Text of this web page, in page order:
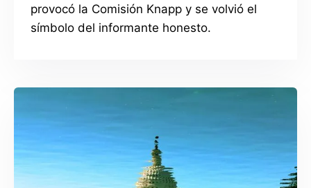
provocó la Comisión Knapp y se volvió el
símbolo del informante honesto.